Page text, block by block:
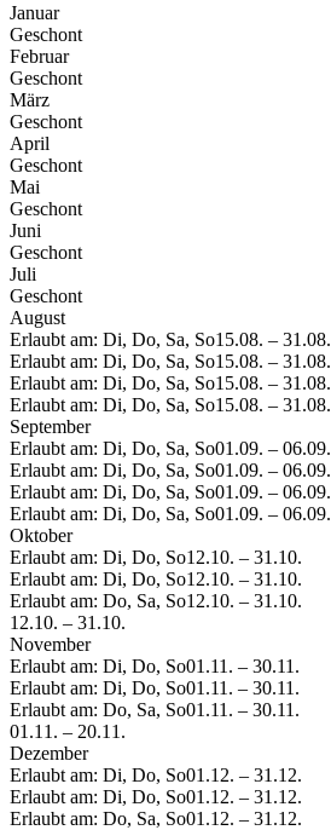
Januar
Geschont
Februar
Geschont
März
Geschont
April
Geschont
Mai
Geschont
Juni
Geschont
Juli
Geschont
August
Erlaubt am: Di, Do, Sa, So15.08. – 31.08.
Erlaubt am: Di, Do, Sa, So15.08. – 31.08.
Erlaubt am: Di, Do, Sa, So15.08. – 31.08.
Erlaubt am: Di, Do, Sa, So15.08. – 31.08.
September
Erlaubt am: Di, Do, Sa, So01.09. – 06.09.
Erlaubt am: Di, Do, Sa, So01.09. – 06.09.
Erlaubt am: Di, Do, Sa, So01.09. – 06.09.
Erlaubt am: Di, Do, Sa, So01.09. – 06.09.
Oktober
Erlaubt am: Di, Do, So12.10. – 31.10.
Erlaubt am: Di, Do, So12.10. – 31.10.
Erlaubt am: Do, Sa, So12.10. – 31.10.
12.10. – 31.10.
November
Erlaubt am: Di, Do, So01.11. – 30.11.
Erlaubt am: Di, Do, So01.11. – 30.11.
Erlaubt am: Do, Sa, So01.11. – 30.11.
01.11. – 20.11.
Dezember
Erlaubt am: Di, Do, So01.12. – 31.12.
Erlaubt am: Di, Do, So01.12. – 31.12.
Erlaubt am: Do, Sa, So01.12. – 31.12.